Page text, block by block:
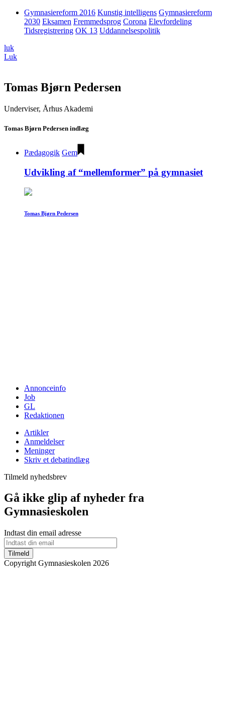
Gymnasiereform 2016 Kunstig intelligens Gymnasiereform
2030 Eksamen Fremmedsprog Corona Elevfordeling
Tidsregistrering OK 13 Uddannelsespolitik
luk
Luk
Tomas Bjørn Pedersen
Underviser, Århus Akademi
Tomas Bjørn Pedersen indlæg
Pædagogik Gem
Udvikling af “mellemformer” på gymnasiet
Tomas Bjørn Pedersen
Annonceinfo
Job
GL
Redaktionen
Artikler
Anmeldelser
Meninger
Skriv et debatindlæg
Tilmeld nyhedsbrev
Gå ikke glip af nyheder fra
Gymnasieskolen
Indtast din email adresse
Tilmeld
Copyright Gymnasieskolen 2026